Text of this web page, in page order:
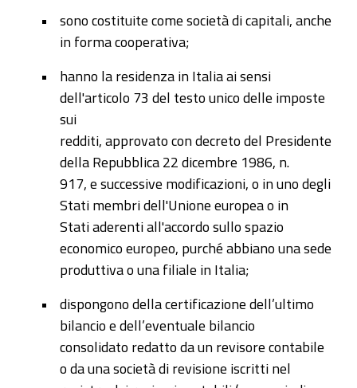
sono costituite come società di capitali, anche
in forma cooperativa;
hanno la residenza in Italia ai sensi
dell'articolo 73 del testo unico delle imposte
sui
redditi, approvato con decreto del Presidente
della Repubblica 22 dicembre 1986, n.
917, e successive modificazioni, o in uno degli
Stati membri dell'Unione europea o in
Stati aderenti all'accordo sullo spazio
economico europeo, purché abbiano una sede
produttiva o una filiale in Italia;
dispongono della certificazione dell’ultimo
bilancio e dell’eventuale bilancio
consolidato redatto da un revisore contabile
o da una società di revisione iscritti nel